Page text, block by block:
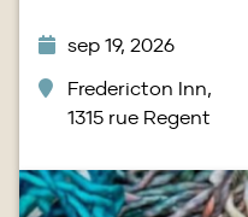
sep 19, 2026
Fredericton Inn,
1315 rue Regent
Image